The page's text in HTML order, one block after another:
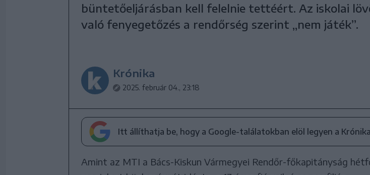
büntetőeljárásban kell felelnie tettéért. Az iskolai
való fenyegetőzés a rendőrség szerint „nem játék”.
Krónika
2025. február 04., 23:18
Itt állíthatja be, hogy a Google-találatokban elöl legyen a
Amint az MTI a Bács-Kiskun Vármegyei Rendőr-főkapitányság